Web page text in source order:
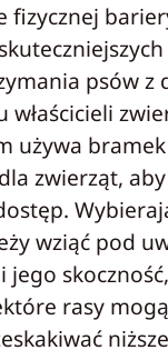
fizycznej
psów z
właścicieli
używa
zwierząt, aby
wziąć pod
jego skoczność,
rasy
niższe